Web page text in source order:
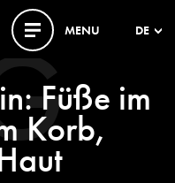
MENU DE
Füße im
Korb,